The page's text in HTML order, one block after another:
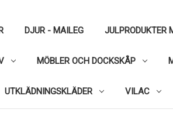
DJUR - MAILEG JULPRODUKTER
MÖBLER OCH DOCKSKÅP
UTKLÄDNINGSKLÄDER VILAC